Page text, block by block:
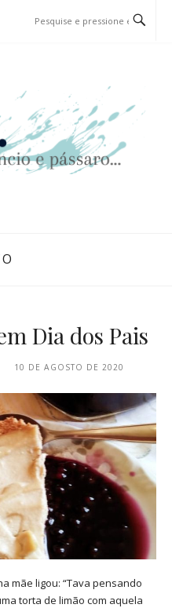
Dia dos Pais
10 DE AGOSTO DE 2020
mãe ligou: “Tava pensando
torta de limão com aquela